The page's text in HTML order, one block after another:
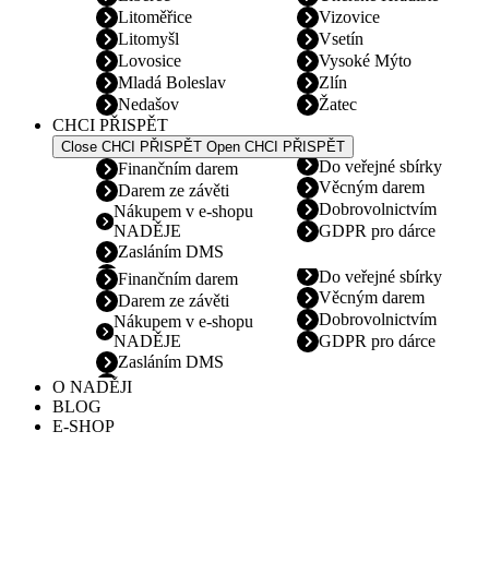
Litoměřice
Litomyšl
Lovosice
Mladá Boleslav
Nedašov
Vizovice
Vsetín
Vysoké Mýto
Zlín
Žatec
CHCI PŘISPĚT
Close CHCI PŘISPĚT Open CHCI PŘISPĚT
Finančním darem
Darem ze závěti
Nákupem v e-shopu
NADĚJE
Zasláním DMS
Do veřejné sbírky
Věcným darem
Dobrovolnictvím
GDPR pro dárce
Finančním darem
Darem ze závěti
Nákupem v e-shopu
NADĚJE
Zasláním DMS
Do veřejné sbírky
Věcným darem
Dobrovolnictvím
GDPR pro dárce
O NADĚJI
BLOG
E-SHOP